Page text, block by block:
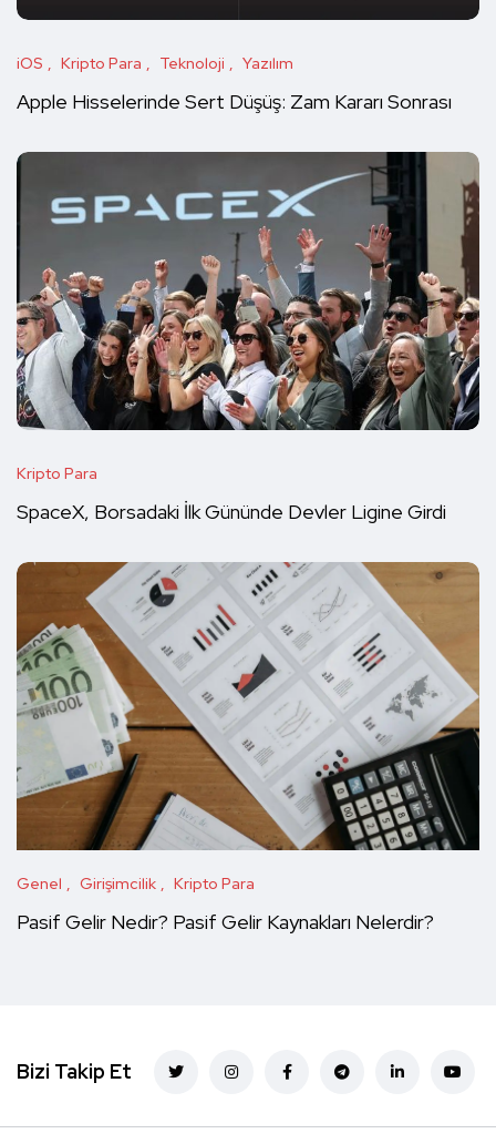
iOS Kripto Para Teknoloji Yazılım
Apple Hisselerinde Sert Düşüş: Zam Kararı Sonrası
Kripto Para
SpaceX, Borsadaki İlk Gününde Devler Ligine Girdi
Genel Girişimcilik Kripto Para
Pasif Gelir Nedir? Pasif Gelir Kaynakları Nelerdir?
Bizi Takip Et